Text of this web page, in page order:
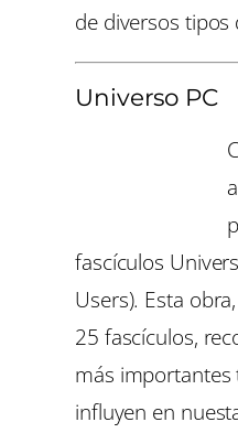
de diversos tipos
Universo PC
fascículos
Users). Esta
25 fascículos,
más
influyen en